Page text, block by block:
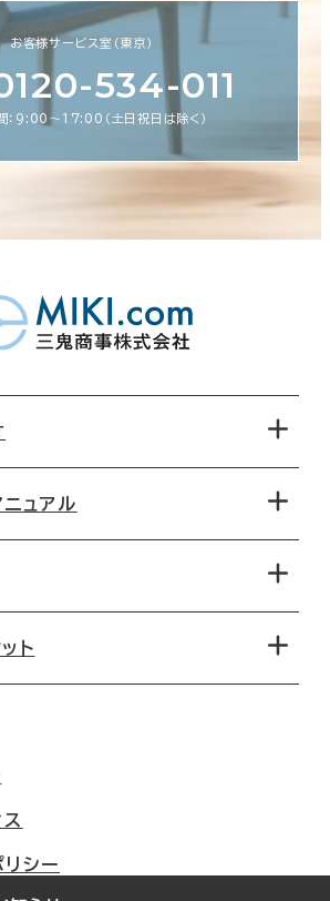
お客様サービス室（東京）
534-011
：9:00〜17:00（土日祝日は除く）
す
ュアル
レーション
ル
ト
シー